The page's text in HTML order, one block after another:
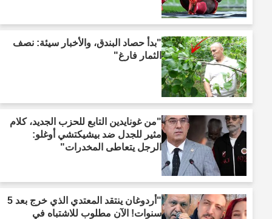
"بدأ حصاد البندق، والأخبار سيئة: نصف
الثمار فارغ"
"من غونايدين التابع للحزب الجديد، كلام
مثير للجدل ضد بيشيكتشي أوغلو:
الرجل يتعاطى المخدرات"
"أردوغان ينتقد المعتدي الذي خرج بعد 5
سنوات! الآن مطلوب للاشتباه في